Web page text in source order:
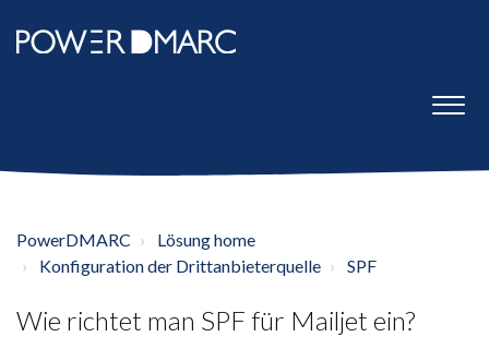
PowerDMARC
Lösung home
Konfiguration der Drittanbieterquelle
SPF
Wie richtet man SPF für Mailjet ein?